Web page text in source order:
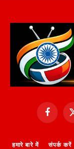
हमारे बारे में संपर्क करें